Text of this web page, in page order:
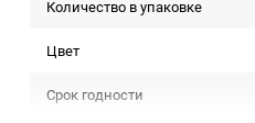
Количество в упаковке
Цвет
Срок годности